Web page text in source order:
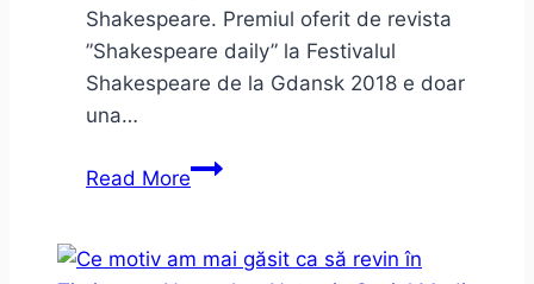
Shakespeare. Premiul oferit de revista
”Shakespeare daily” la Festivalul
Shakespeare de la Gdansk 2018 e doar
una…
Read MoreHamlet
–